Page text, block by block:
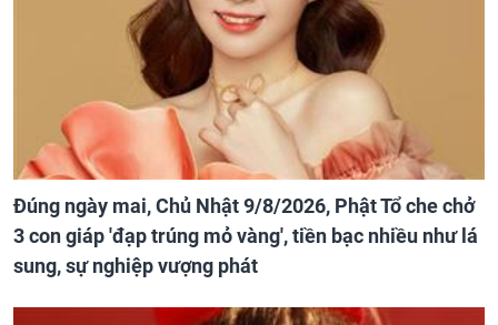
Đúng ngày mai, Chủ Nhật 9/8/2026, Phật Tổ che chở
3 con giáp 'đạp trúng mỏ vàng', tiền bạc nhiều như lá
sung, sự nghiệp vượng phát